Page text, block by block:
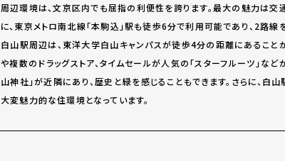
周辺環境は、文京区内でも屈指の利便性を誇ります。最大の魅力は交
に、東京メトロ南北線「本駒込」駅も徒歩6分で利用可能であり、2路線
白山駅周辺は、東洋大学白山キャンパスが徒歩4分の距離にあること
や複数のドラッグストア、タイムセールが人気の「スターフルーツ」な
山神社」が近隣にあり、歴史と緑を感じることもできます。さらに、
大変魅力的な住環境となっています。